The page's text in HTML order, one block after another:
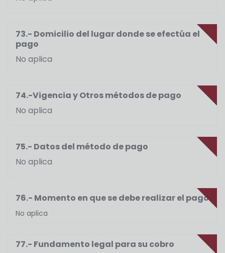
73.- Domicilio del lugar donde se efectúa el
pago
No aplica
74.-Vigencia y Otros métodos de pago
No aplica
75.- Datos del método de pago
No aplica
76.- Momento en que se debe realizar el pago
No aplica
77.- Fundamento legal para su cobro